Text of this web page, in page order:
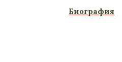
Биография